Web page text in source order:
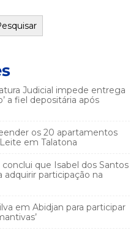
Judicial impede entrega
a fiel depositária após
os 20 apartamentos
em Talatona
que Isabel dos Santos
adquirir participação na
em Abidjan para participar